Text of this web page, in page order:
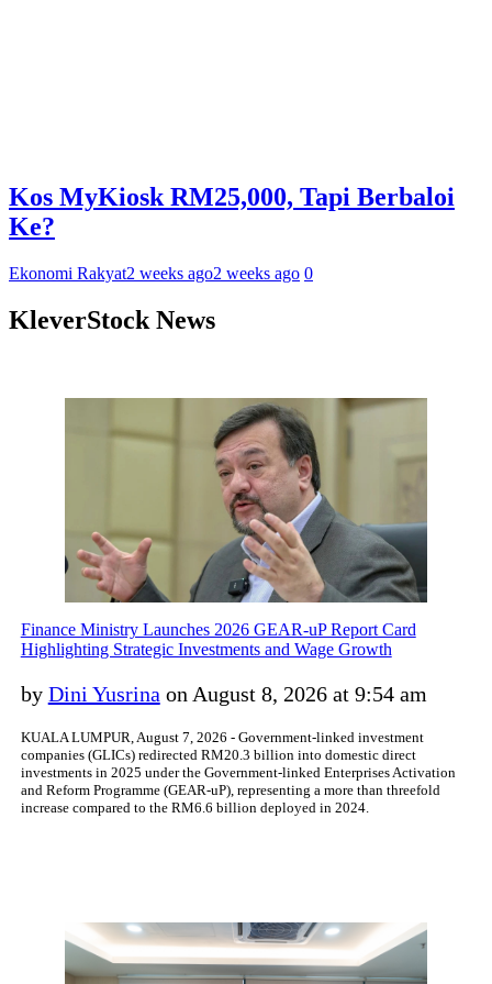
Kos MyKiosk RM25,000, Tapi Berbaloi
Ke?
Ekonomi Rakyat2 weeks ago2 weeks ago 0
KleverStock News
Finance Ministry Launches 2026 GEAR-uP Report Card
Highlighting Strategic Investments and Wage Growth
by Dini Yusrina on August 8, 2026 at 9:54 am
KUALA LUMPUR, August 7, 2026 - Government-linked investment
companies (GLICs) redirected RM20.3 billion into domestic direct
investments in 2025 under the Government-linked Enterprises Activation
and Reform Programme (GEAR-uP), representing a more than threefold
increase compared to the RM6.6 billion deployed in 2024.